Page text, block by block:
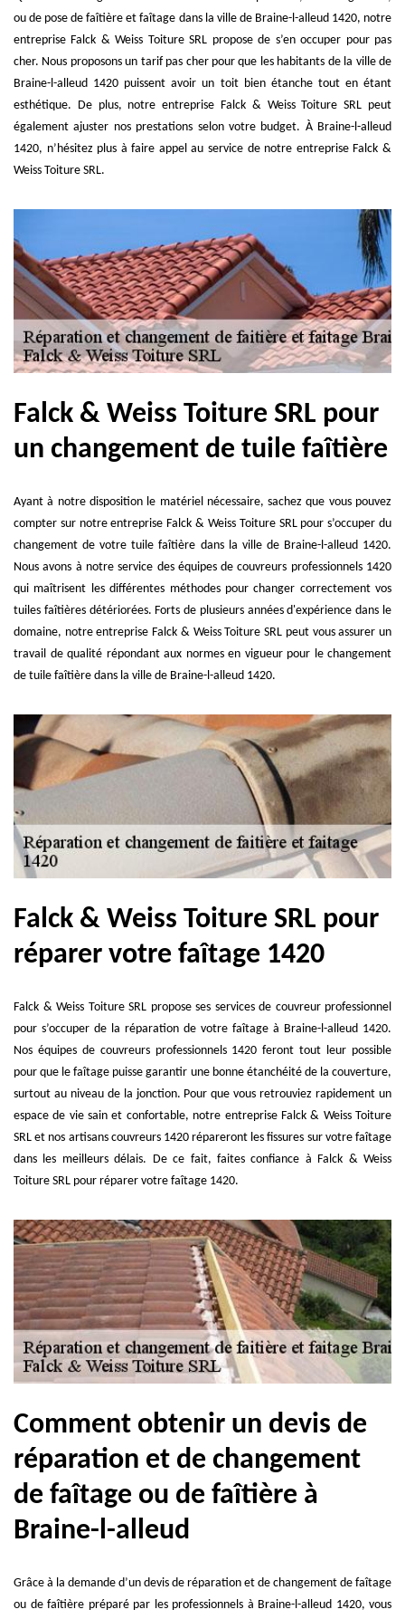
ou de pose de faîtière et faîtage dans la ville de Braine-l-alleud 1420, notre
entreprise Falck & Weiss Toiture SRL propose de s’en occuper pour pas
cher. Nous proposons un tarif pas cher pour que les habitants de la ville de
Braine-l-alleud 1420 puissent avoir un toit bien étanche tout en étant
esthétique. De plus, notre entreprise Falck & Weiss Toiture SRL peut
également ajuster nos prestations selon votre budget. À Braine-l-alleud
1420, n’hésitez plus à faire appel au service de notre entreprise Falck &
Weiss Toiture SRL.
Falck & Weiss Toiture SRL pour
un changement de tuile faîtière
Ayant à notre disposition le matériel nécessaire, sachez que vous pouvez
compter sur notre entreprise Falck & Weiss Toiture SRL pour s’occuper du
changement de votre tuile faîtière dans la ville de Braine-l-alleud 1420.
Nous avons à notre service des équipes de couvreurs professionnels 1420
qui maîtrisent les différentes méthodes pour changer correctement vos
tuiles faîtières détériorées. Forts de plusieurs années d'expérience dans le
domaine, notre entreprise Falck & Weiss Toiture SRL peut vous assurer un
travail de qualité répondant aux normes en vigueur pour le changement
de tuile faîtière dans la ville de Braine-l-alleud 1420.
Falck & Weiss Toiture SRL pour
réparer votre faîtage 1420
Falck & Weiss Toiture SRL propose ses services de couvreur professionnel
pour s’occuper de la réparation de votre faîtage à Braine-l-alleud 1420.
Nos équipes de couvreurs professionnels 1420 feront tout leur possible
pour que le faîtage puisse garantir une bonne étanchéité de la couverture,
surtout au niveau de la jonction. Pour que vous retrouviez rapidement un
espace de vie sain et confortable, notre entreprise Falck & Weiss Toiture
SRL et nos artisans couvreurs 1420 répareront les fissures sur votre faîtage
dans les meilleurs délais. De ce fait, faites confiance à Falck & Weiss
Toiture SRL pour réparer votre faîtage 1420.
Comment obtenir un devis de
réparation et de changement
de faîtage ou de faîtière à
Braine-l-alleud
Grâce à la demande d’un devis de réparation et de changement de faîtage
ou de faîtière préparé par les professionnels à Braine-l-alleud 1420, vous